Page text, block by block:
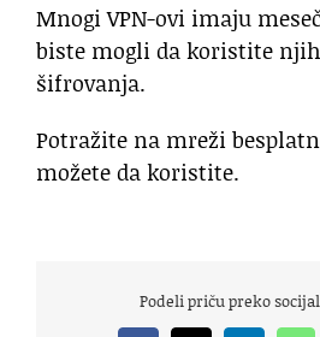
Mnogi VPN-ovi imaju
biste mogli da koristite
šifrovanja.
Potražite na mreži
možete da koristite.
Podeli priču preko